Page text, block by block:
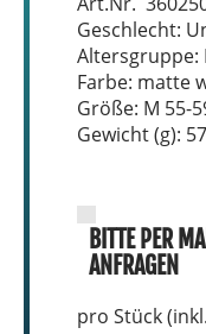
Geschlecht:
Altersgruppe:
Farbe: matte
Größe: M 55-
Gewicht (g):
BITTE PER
ANFRAGEN
pro Stück